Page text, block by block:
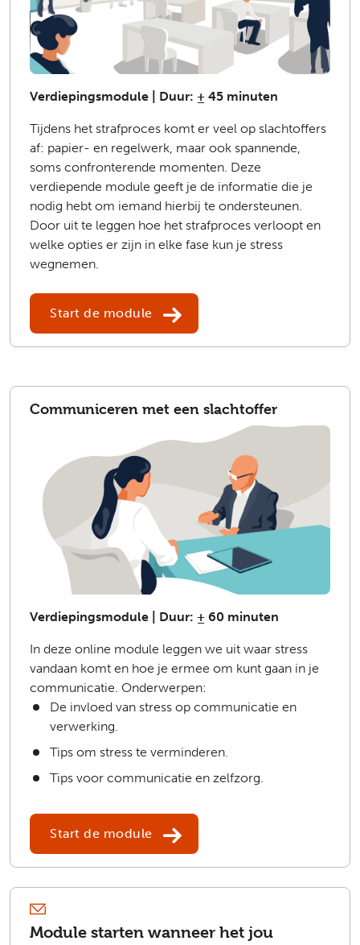
Verdiepingsmodule | Duur: ± 45 minuten
Tijdens het strafproces komt er veel op slachtoffers
af: papier- en regelwerk, maar ook spannende,
soms confronterende momenten. Deze
verdiepende module geeft je de informatie die je
nodig hebt om iemand hierbij te ondersteunen.
Door uit te leggen hoe het strafproces verloopt en
welke opties er zijn in elke fase kun je stress
wegnemen.
Start de module
Communiceren met een slachtoffer
Verdiepingsmodule | Duur: ± 60 minuten
In deze online module leggen we uit waar stress
vandaan komt en hoe je ermee om kunt gaan in je
communicatie. Onderwerpen:
De invloed van stress op communicatie en
verwerking.
Tips om stress te verminderen.
Tips voor communicatie en zelfzorg.
Start de module
Module starten wanneer het jou